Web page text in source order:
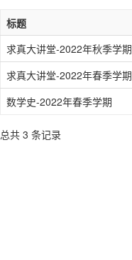
标题
求真大讲堂-2022年秋季学期
求真大讲堂-2022年春季学期
数学史-2022年春季学期
总共 3 条记录